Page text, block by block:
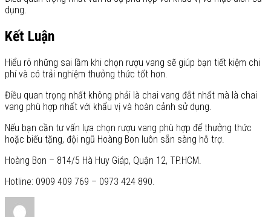
dụng.
Kết Luận
Hiểu rõ những sai lầm khi chọn rượu vang sẽ giúp bạn tiết kiệm chi
phí và có trải nghiệm thưởng thức tốt hơn.
Điều quan trọng nhất không phải là chai vang đắt nhất mà là chai
vang phù hợp nhất với khẩu vị và hoàn cảnh sử dụng.
Nếu bạn cần tư vấn lựa chọn rượu vang phù hợp để thưởng thức
hoặc biếu tặng, đội ngũ Hoàng Bon luôn sẵn sàng hỗ trợ.
Hoàng Bon – 814/5 Hà Huy Giáp, Quận 12, TP.HCM.
Hotline: 0909 409 769 – 0973 424 890.